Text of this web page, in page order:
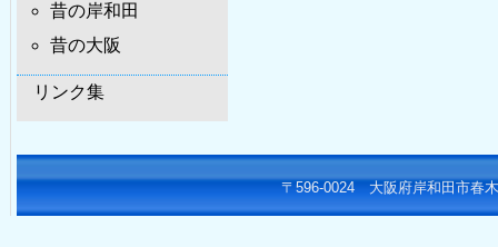
昔の岸和田
昔の大阪
リンク集
〒596-0024 大阪府岸和田市春